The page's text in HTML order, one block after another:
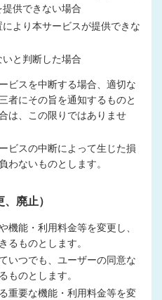
供できない場合
より本サービスが提供できな
と判断した場合
ビスを中断する場合、適切な
者にその旨を通知するものと
は、この限りではありませ
ビスの中断によって生じた損
わないものとします。
廃止）
機能・利用料金等を変更し、
るものとします。
いつでも、ユーザーの同意な
ものとします。
重要な機能・利用料金等を変